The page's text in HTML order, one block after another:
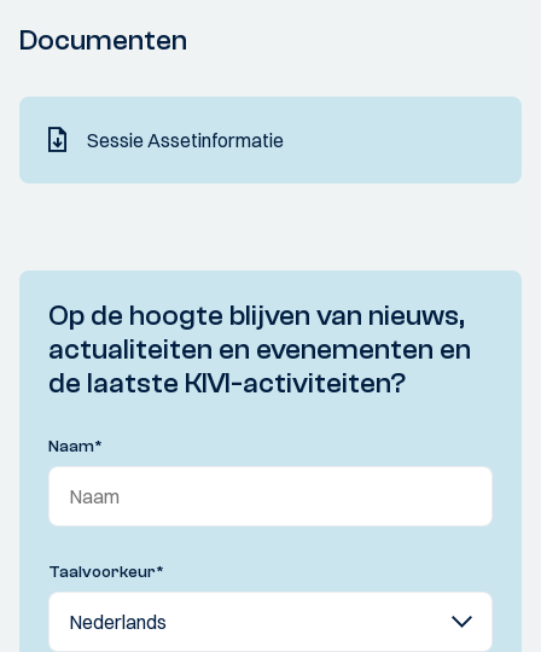
Documenten
Sessie Assetinformatie
Op de hoogte blijven van nieuws,
actualiteiten en evenementen en
de laatste KIVI-activiteiten?
Naam*
Taalvoorkeur*